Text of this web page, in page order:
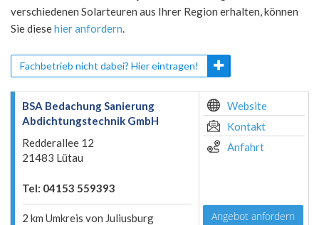
verschiedenen Solarteuren aus Ihrer Region erhalten, können
Sie diesehier anfordern.
Fachbetrieb nicht dabei? Hier eintragen!
BSA Bedachung Sanierung
Abdichtungstechnik GmbH
Redderallee 12
21483 Lütau
Tel: 04153 559393
2 km Umkreis von Juliusburg
Website
Kontakt
Anfahrt
Angebot anfordern